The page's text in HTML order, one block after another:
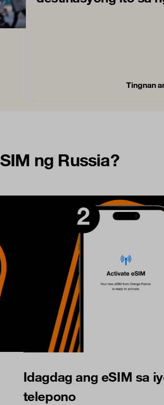
Tingnan
ng Russia?
Idagdag ang eSIM sa
telepono